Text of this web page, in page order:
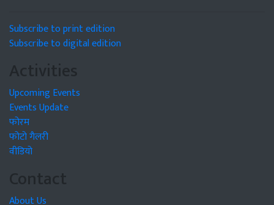
Subscribe to print edition
Subscribe to digital edition
Activities
Upcoming Events
Events Update
फोरम
फोटो गैलरी
वीडियो
Contact
About Us